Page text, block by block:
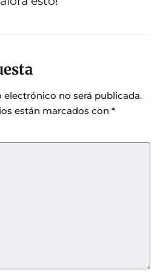
no será publicada.
están marcados con *